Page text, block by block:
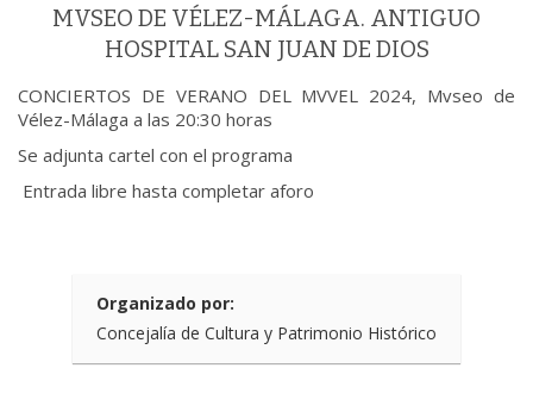
MVSEO DE VÉLEZ-MÁLAGA. ANTIGUO
HOSPITAL SAN JUAN DE DIOS
CONCIERTOS DE VERANO DEL MVVEL 2024, Mvseo de
Vélez-Málaga a las 20:30 horas
Se adjunta cartel con el programa
Entrada libre hasta completar aforo
Organizado por:
Concejalía de Cultura y Patrimonio Histórico